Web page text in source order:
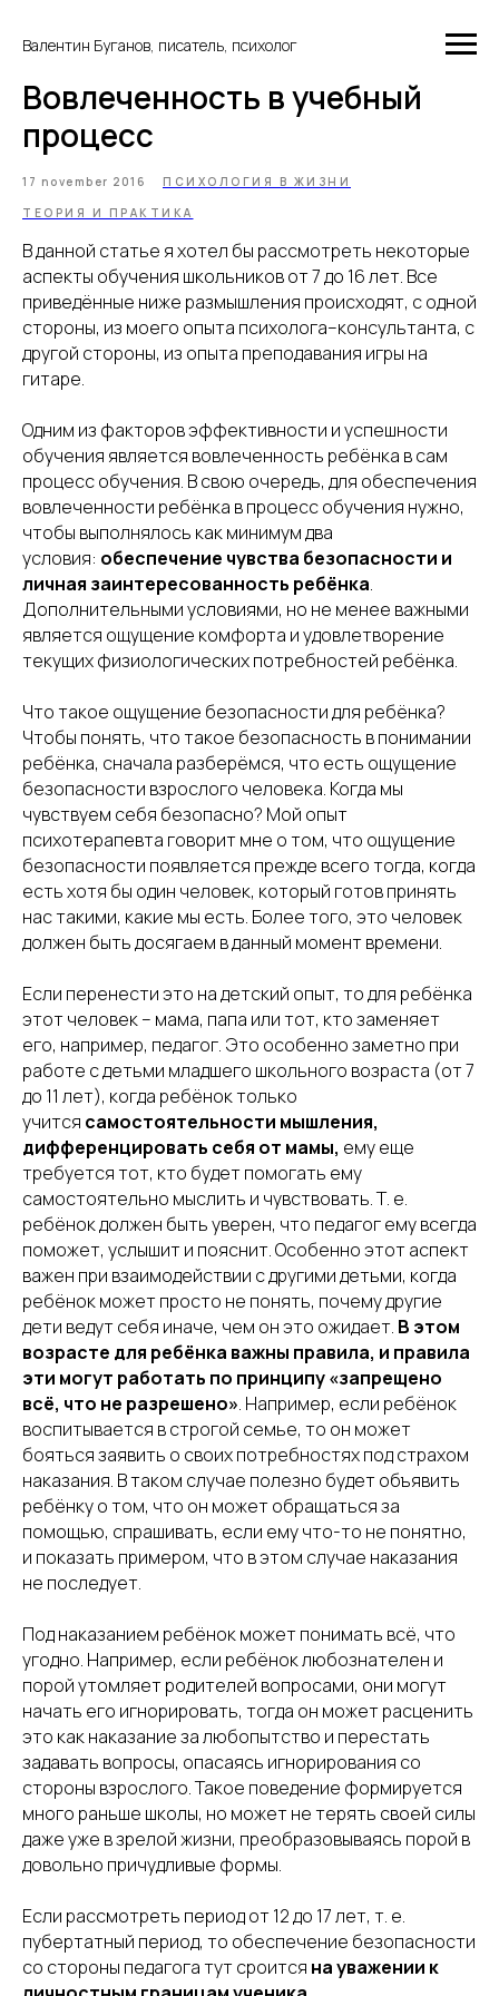
Валентин Буганов, писатель, психолог
Вовлеченность в учебный
процесс
17 november 2016
ПСИХОЛОГИЯ В ЖИЗНИ
ТЕОРИЯ И ПРАКТИКА
В данной статье я хотел бы рассмотреть некоторые
аспекты обучения школьников от 7 до 16 лет. Все
приведённые ниже размышления происходят, с одной
стороны, из моего опыта психолога–консультанта, с
другой стороны, из опыта преподавания игры на
гитаре.
Одним из факторов эффективности и успешности
обучения является вовлеченность ребёнка в сам
процесс обучения. В свою очередь, для обеспечения
вовлеченности ребёнка в процесс обучения нужно,
чтобы выполнялось как минимум два
условия: обеспечение чувства безопасности и
личная заинтересованность ребёнка.
Дополнительными условиями, но не менее важными
является ощущение комфорта и удовлетворение
текущих физиологических потребностей ребёнка.
Что такое ощущение безопасности для ребёнка?
Чтобы понять, что такое безопасность в понимании
ребёнка, сначала разберёмся, что есть ощущение
безопасности взрослого человека. Когда мы
чувствуем себя безопасно? Мой опыт
психотерапевта говорит мне о том, что ощущение
безопасности появляется прежде всего тогда, когда
есть хотя бы один человек, который готов принять
нас такими, какие мы есть. Более того, это человек
должен быть досягаем в данный момент времени.
Если перенести это на детский опыт, то для ребёнка
этот человек – мама, папа или тот, кто заменяет
его, например, педагог. Это особенно заметно при
работе с детьми младшего школьного возраста (от 7
до 11 лет), когда ребёнок только
учится самостоятельности мышления,
дифференцировать себя от мамы, ему еще
требуется тот, кто будет помогать ему
самостоятельно мыслить и чувствовать. Т. е.
ребёнок должен быть уверен, что педагог ему всегда
поможет, услышит и пояснит. Особенно этот аспект
важен при взаимодействии с другими детьми, когда
ребёнок может просто не понять, почему другие
дети ведут себя иначе, чем он это ожидает. В этом
возрасте для ребёнка важны правила, и правила
эти могут работать по принципу «запрещено
всё, что не разрешено». Например, если ребёнок
воспитывается в строгой семье, то он может
бояться заявить о своих потребностях под страхом
наказания. В таком случае полезно будет объявить
ребёнку о том, что он может обращаться за
помощью, спрашивать, если ему что-то не понятно,
и показать примером, что в этом случае наказания
не последует.
Под наказанием ребёнок может понимать всё, что
угодно. Например, если ребёнок любознателен и
порой утомляет родителей вопросами, они могут
начать его игнорировать, тогда он может расценить
это как наказание за любопытство и перестать
задавать вопросы, опасаясь игнорирования со
стороны взрослого. Такое поведение формируется
много раньше школы, но может не терять своей силы
даже уже в зрелой жизни, преобразовываясь порой в
довольно причудливые формы.
Если рассмотреть период от 12 до 17 лет, т. е.
пубертатный период, то обеспечение безопасности
со стороны педагога тут сроится на уважении к